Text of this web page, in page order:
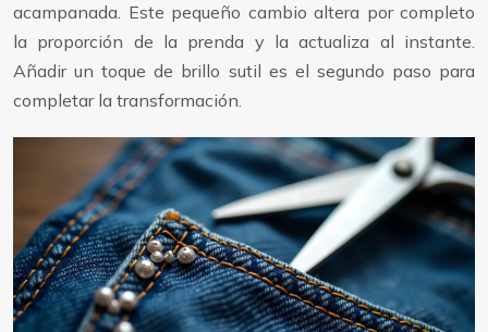
acampanada. Este pequeño cambio altera por completo
la proporción de la prenda y la actualiza al instante.
Añadir un toque de brillo sutil es el segundo paso para
completar la transformación.